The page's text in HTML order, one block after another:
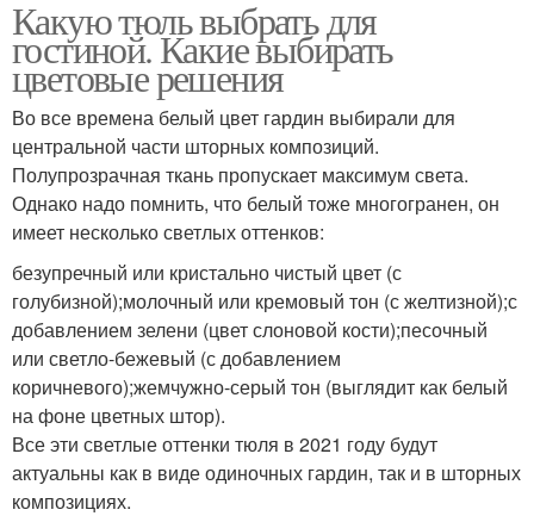
Какую тюль выбрать для
гостиной. Какие выбирать
цветовые решения
Во все времена белый цвет гардин выбирали для
центральной части шторных композиций.
Полупрозрачная ткань пропускает максимум света.
Однако надо помнить, что белый тоже многогранен, он
имеет несколько светлых оттенков:
безупречный или кристально чистый цвет (с
голубизной);молочный или кремовый тон (с желтизной);с
добавлением зелени (цвет слоновой кости);песочный
или светло-бежевый (с добавлением
коричневого);жемчужно-серый тон (выглядит как белый
на фоне цветных штор).
Все эти светлые оттенки тюля в 2021 году будут
актуальны как в виде одиночных гардин, так и в шторных
композициях.